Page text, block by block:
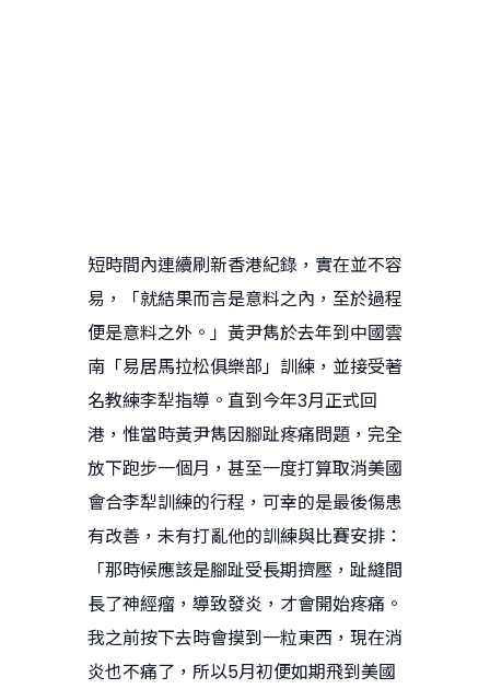
短時間內連續刷新香港紀錄，實在並不容
易，「就結果而言是意料之內，至於過程
便是意料之外。」黃尹雋於去年到中國雲
南「易居馬拉松俱樂部」訓練，並接受著
名教練李犁指導。直到今年3月正式回
港，惟當時黃尹雋因腳趾疼痛問題，完全
放下跑步一個月，甚至一度打算取消美國
會合李犁訓練的行程，可幸的是最後傷患
有改善，未有打亂他的訓練與比賽安排：
「那時候應該是腳趾受長期擠壓，趾縫間
長了神經瘤，導致發炎，才會開始疼痛。
我之前按下去時會摸到一粒東西，現在消
炎也不痛了，所以5月初便如期飛到美國